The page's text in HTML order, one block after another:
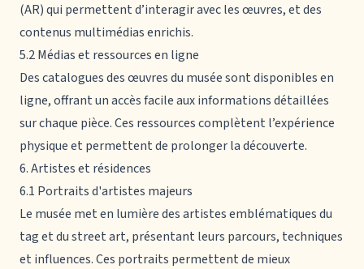
(AR) qui permettent d’interagir avec les œuvres, et des
contenus multimédias enrichis.
5.2 Médias et ressources en ligne
Des catalogues des œuvres du musée sont disponibles en
ligne, offrant un accès facile aux informations détaillées
sur chaque pièce. Ces ressources complètent l’expérience
physique et permettent de prolonger la découverte.
6. Artistes et résidences
6.1 Portraits d'artistes majeurs
Le musée met en lumière des artistes emblématiques du
tag et du street art, présentant leurs parcours, techniques
et influences. Ces portraits permettent de mieux